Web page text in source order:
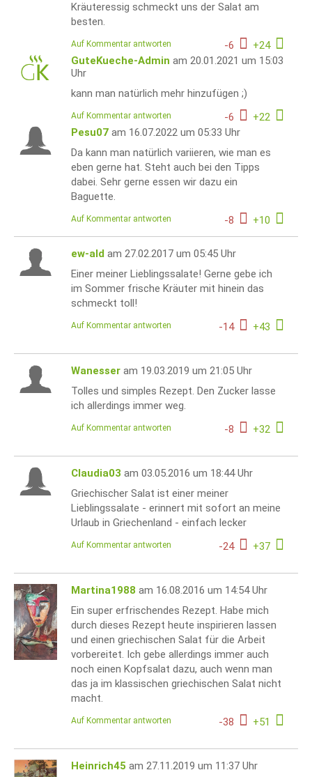
Kräuteressig schmeckt uns der Salat am
besten.
-6 +24
Auf Kommentar antworten
GuteKueche-Admin am 20.01.2021 um 15:03
Uhr
kann man natürlich mehr hinzufügen ;)
-6 +22
Auf Kommentar antworten
Pesu07 am 16.07.2022 um 05:33 Uhr
Da kann man natürlich variieren, wie man es
eben gerne hat. Steht auch bei den Tipps
dabei. Sehr gerne essen wir dazu ein
Baguette.
-8 +10
Auf Kommentar antworten
ew-ald am 27.02.2017 um 05:45 Uhr
Einer meiner Lieblingssalate! Gerne gebe ich
im Sommer frische Kräuter mit hinein das
schmeckt toll!
-14 +43
Auf Kommentar antworten
Wanesser am 19.03.2019 um 21:05 Uhr
Tolles und simples Rezept. Den Zucker lasse
ich allerdings immer weg.
-8 +32
Auf Kommentar antworten
Claudia03 am 03.05.2016 um 18:44 Uhr
Griechischer Salat ist einer meiner
Lieblingssalate - erinnert mit sofort an meine
Urlaub in Griechenland - einfach lecker
-24 +37
Auf Kommentar antworten
Martina1988 am 16.08.2016 um 14:54 Uhr
Ein super erfrischendes Rezept. Habe mich
durch dieses Rezept heute inspirieren lassen
und einen griechischen Salat für die Arbeit
vorbereitet. Ich gebe allerdings immer auch
noch einen Kopfsalat dazu, auch wenn man
das ja im klassischen griechischen Salat nicht
macht.
-38 +51
Auf Kommentar antworten
Heinrich45 am 27.11.2019 um 11:37 Uhr